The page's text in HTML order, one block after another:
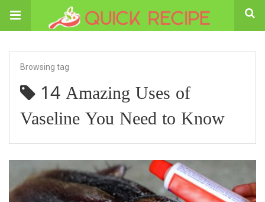
Browsing tag
14 Amazing Uses of
Vaseline You Need to Know